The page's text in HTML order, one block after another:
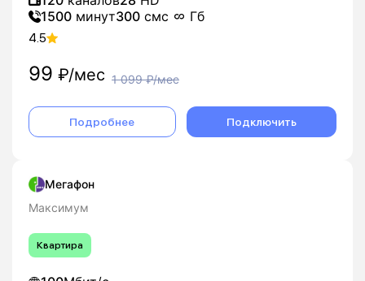
1500 минут300 смс Гб
4.5
99 ₽/мес 1 099₽/мес
Подробнее Подключить
Мегафон
Максимум
Квартира